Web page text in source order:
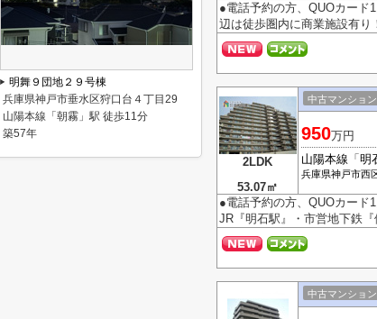
●電話予約の方、QUOカード
辺は徒歩圏内に商業施設有
2LDK
53.07㎡
中古マンション
950万円
山陽本線 「 明
兵庫県神戸市西
●電話予約の方、QUOカード
JR『明石駅』・市営地下鉄
中古マンション
明舞９団地２９号棟
兵庫県神戸市垂水区狩口台４丁目29
山陽本線「朝霧」駅 徒歩11分
築57年